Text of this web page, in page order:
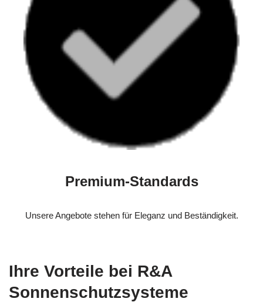
Premium-Standards
Unsere Angebote stehen für Eleganz und Beständigkeit.
Ihre Vorteile bei R&A
Sonnenschutzsysteme